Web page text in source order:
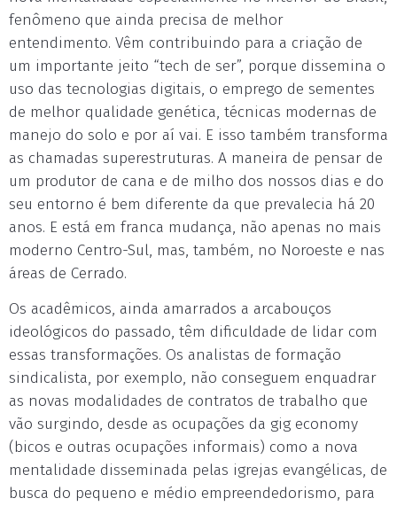
fenômeno que ainda precisa de melhor
entendimento. Vêm contribuindo para a criação de
um importante jeito “tech de ser”, porque dissemina o
uso das tecnologias digitais, o emprego de sementes
de melhor qualidade genética, técnicas modernas de
manejo do solo e por aí vai. E isso também transforma
as chamadas superestruturas. A maneira de pensar de
um produtor de cana e de milho dos nossos dias e do
seu entorno é bem diferente da que prevalecia há 20
anos. E está em franca mudança, não apenas no mais
moderno Centro-Sul, mas, também, no Noroeste e nas
áreas de Cerrado.
Os acadêmicos, ainda amarrados a arcabouços
ideológicos do passado, têm dificuldade de lidar com
essas transformações. Os analistas de formação
sindicalista, por exemplo, não conseguem enquadrar
as novas modalidades de contratos de trabalho que
vão surgindo, desde as ocupações da gig economy
(bicos e outras ocupações informais) como a nova
mentalidade disseminada pelas igrejas evangélicas, de
busca do pequeno e médio empreendedorismo, para